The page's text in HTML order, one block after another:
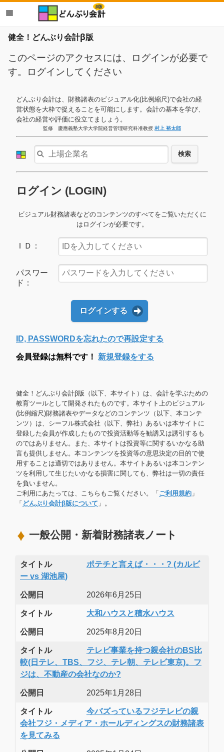
健全！どんぶり会計β版
このページのアクセスには、ログインが必要で
す。ログインしてください
どんぶり会計は、財務諸表のビジュアル化(比例縮尺)で会社の経
営状態を大枠で捉えることを可能にします。会計の基本を学び、
会社の経営や評価に役立てましょう。
監修 慶應義塾大学大学院経営管理研究科准教授 村上 裕太郎
検索
ログイン (LOGIN)
ビジュアル財務諸表などのコンテンツのすべてをご覧いただくに
はログインが必要です。
ＩＤ：
パスワー
ド：
ログインする
ID, PASSWORDを忘れたので再設定する
会員登録は無料です！ 新規登録をする
健全！どんぶり会計β版（以下、本サイト）は、会計を学ぶための
教育ツールとして開発されたものです。本サイト上のビジュアル
(比例縮尺)財務諸表やデータなどのコンテンツ（以下、本コンテ
ンツ）は、シーフル株式会社（以下、弊社）あるいは本サイトに
登録した会員が作成したもので投資活動等を勧誘又は誘引するも
のではありません。また、本サイトは投資等に関するいかなる助
言も提供しません。本コンテンツを投資等の意思決定の目的で使
用することは適切ではありません。本サイトあるいは本コンテン
ツを利用して生じたいかなる損害に関しても、弊社は一切の責任
を負いません。
ご利用にあたっては、こちらもご覧ください。「 ご利用規約 」
「 どんぶり会計β版について 」。
一般公開・新着財務諸表ノート
タイトル
ポテチと言えば・・・? (カルビ
ー vs 湖池屋)
公開日 2026年6月25日
タイトル 大和ハウスと積水ハウス
公開日 2025年8月20日
タイトル
テレビ事業を持つ親会社のBS比
較(日テレ、TBS、フジ、テレ朝、テレビ東京)。フ
ジは、不動産の会社なのか?
公開日 2025年1月28日
タイトル
今バズっているフジテレビの親
会社フジ・メディア・ホールディングスの財務諸表
を見てみる